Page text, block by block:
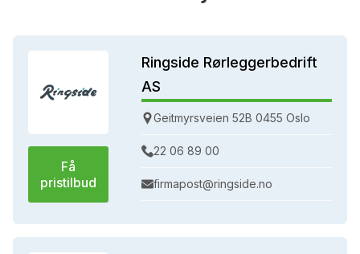
Få
pristilbud
Ringside Rørleggerbedrift
AS
Geitmyrsveien 52B 0455 Oslo
22 06 89 00
firmapost@ringside.no